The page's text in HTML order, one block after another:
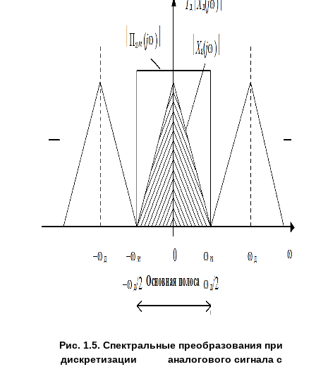
Рис. 1.5. Спектральные преобразования при
дискретизации аналогового сигнала с